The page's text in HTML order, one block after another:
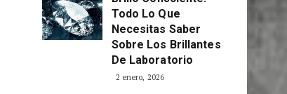
Todo Lo Que
Necesitas Saber
Sobre Los Brillantes
De Laboratorio
2 enero, 2026